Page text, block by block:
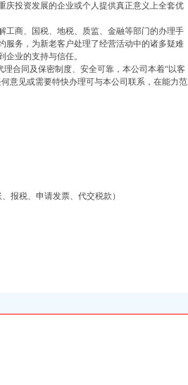
投资发展的企业或个人提供真正意义上全套优
商、国税、地税、质监、金融等部门的办理手
服务，为新老客户处理了经营活动中的诸多疑难
业的支持与信任。
合同及保密制度、安全可靠，本公司本着“以客
意见或需要特快办理可与本公司联系，在能力范
报税、申请发票、代交税款）